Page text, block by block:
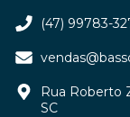
(47) 99783-
Rua Roberto
SC